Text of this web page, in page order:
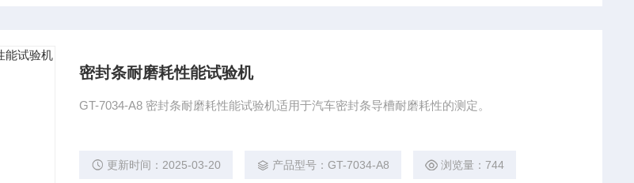
密封条耐磨耗性能试验机
GT-7034-A8 密封条耐磨耗性能试验机适用于汽车密封条导槽耐磨耗性的测定。
更新时间：2025-03-20 产品型号：GT-7034-A8 浏览量：744